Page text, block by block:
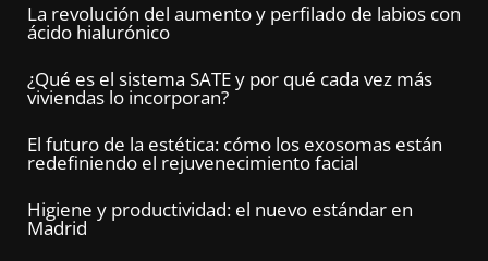
La revolución del aumento y perfilado de labios con
ácido hialurónico
¿Qué es el sistema SATE y por qué cada vez más
viviendas lo incorporan?
El futuro de la estética: cómo los exosomas están
redefiniendo el rejuvenecimiento facial
Higiene y productividad: el nuevo estándar en
Madrid